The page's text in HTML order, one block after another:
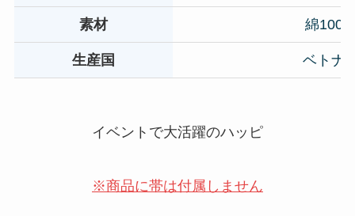
素材 綿100
生産国 ベトナ
イベントで大活躍のハッピ
※商品に帯は付属しません